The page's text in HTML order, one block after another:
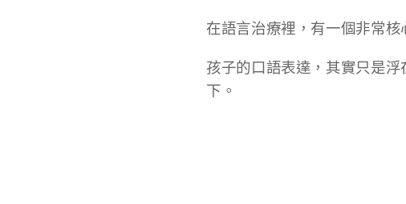
在語言治療裡，有一個非常
孩子的口語表達，其實只是
下。